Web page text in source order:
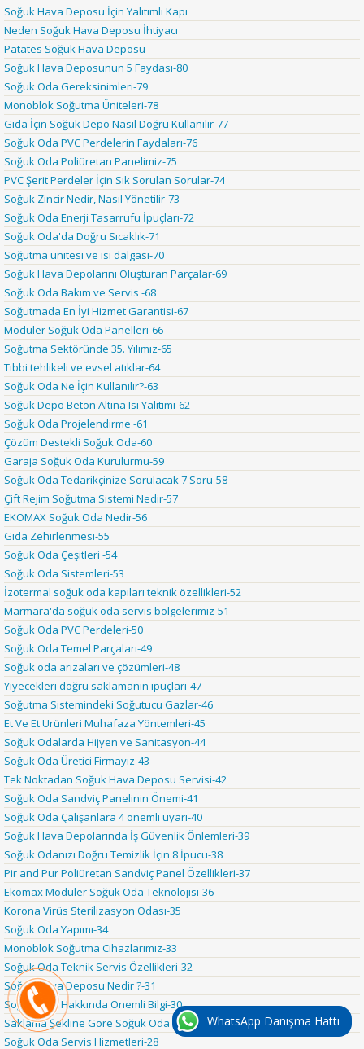
Soğuk Hava Deposu İçin Yalıtımlı Kapı
Neden Soğuk Hava Deposu İhtiyacı
Patates Soğuk Hava Deposu
Soğuk Hava Deposunun 5 Faydası-80
Soğuk Oda Gereksinimleri-79
Monoblok Soğutma Üniteleri-78
Gıda İçin Soğuk Depo Nasıl Doğru Kullanılır-77
Soğuk Oda PVC Perdelerin Faydaları-76
Soğuk Oda Poliüretan Panelimiz-75
PVC Şerit Perdeler İçin Sık Sorulan Sorular-74
Soğuk Zincir Nedir, Nasıl Yönetilir-73
Soğuk Oda Enerji Tasarrufu İpuçları-72
Soğuk Oda'da Doğru Sıcaklık-71
Soğutma ünitesi ve ısı dalgası-70
Soğuk Hava Depolarını Oluşturan Parçalar-69
Soğuk Oda Bakım ve Servis -68
Soğutmada En İyi Hizmet Garantisi-67
Modüler Soğuk Oda Panelleri-66
Soğutma Sektöründe 35. Yılımız-65
Tıbbi tehlikeli ve evsel atıklar-64
Soğuk Oda Ne İçin Kullanılır?-63
Soğuk Depo Beton Altına Isı Yalıtımı-62
Soğuk Oda Projelendirme -61
Çözüm Destekli Soğuk Oda-60
Garaja Soğuk Oda Kurulurmu-59
Soğuk Oda Tedarikçinize Sorulacak 7 Soru-58
Çift Rejim Soğutma Sistemi Nedir-57
EKOMAX Soğuk Oda Nedir-56
Gıda Zehirlenmesi-55
Soğuk Oda Çeşitleri -54
Soğuk Oda Sistemleri-53
İzotermal soğuk oda kapıları teknik özellikleri-52
Marmara'da soğuk oda servis bölgelerimiz-51
Soğuk Oda PVC Perdeleri-50
Soğuk Oda Temel Parçaları-49
Soğuk oda arızaları ve çözümleri-48
Yiyecekleri doğru saklamanın ipuçları-47
Soğutma Sistemindeki Soğutucu Gazlar-46
Et Ve Et Ürünleri Muhafaza Yöntemleri-45
Soğuk Odalarda Hijyen ve Sanitasyon-44
Soğuk Oda Üretici Firmayız-43
Tek Noktadan Soğuk Hava Deposu Servisi-42
Soğuk Oda Sandviç Panelinin Önemi-41
Soğuk Oda Çalışanlara 4 önemli uyarı-40
Soğuk Hava Depolarında İş Güvenlik Önlemleri-39
Soğuk Odanızı Doğru Temizlik İçin 8 İpucu-38
Pir and Pur Poliüretan Sandviç Panel Özellikleri-37
Ekomax Modüler Soğuk Oda Teknolojisi-36
Korona Virüs Sterilizasyon Odası-35
Soğuk Oda Yapımı-34
Monoblok Soğutma Cihazlarımız-33
Soğuk Oda Teknik Servis Özellikleri-32
Soğuk Hava Deposu Nedir ?-31
Soğuk Oda Hakkında Önemli Bilgi-30
Saklama Şekline Göre Soğuk Oda Sistemleri-29
Soğuk Oda Servis Hizmetleri-28
WhatsApp Danışma Hattı